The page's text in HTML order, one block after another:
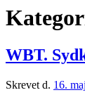
WBT.
Skrevet d. 16.